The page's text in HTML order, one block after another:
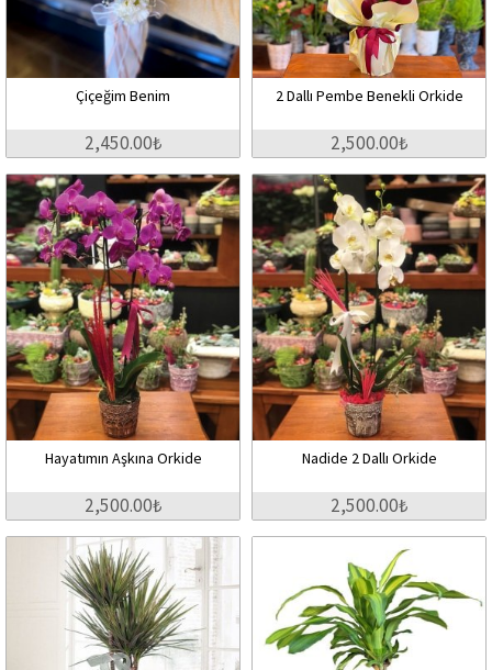
Çiçeğim Benim
2,450.00₺
2 Dallı Pembe Benekli Orkide
2,500.00₺
Hayatımın Aşkına Orkide
2,500.00₺
Nadide 2 Dallı Orkide
2,500.00₺